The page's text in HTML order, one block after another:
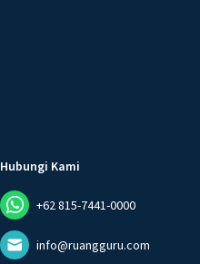
Hubungi Kami
+62 815-7441-0000
info@ruangguru.com